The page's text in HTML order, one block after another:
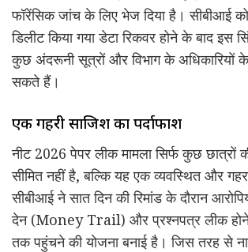
फॉरेंसिक जांच के लिए भेज दिया है। सीबीआई
डिलीट किया गया डेटा रिकवर होने के बाद इस
कुछ अंदरूनी सूत्रों और विभाग के अधिकारियों
सकते हैं।
एक गहरी साजिश का पर्दाफाश
नीट 2026 पेपर लीक मामला सिर्फ कुछ छात्रों
सीमित नहीं है, बल्कि यह एक व्यवस्थित और
सीबीआई ने सात दिन की रिमांड के दौरान
देन (Money Trail) और प्रश्नपत्र लीक
तक पहुंचने की योजना बनाई है। जिस तरह से